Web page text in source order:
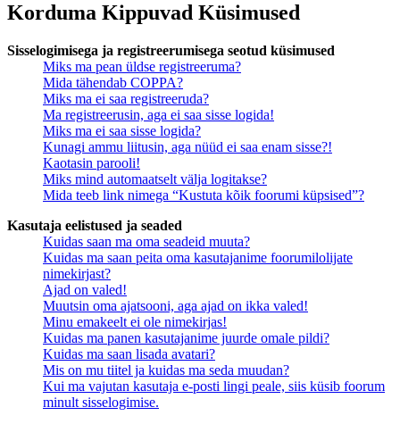
Korduma Kippuvad Küsimused
Sisselogimisega ja registreerumisega seotud küsimused
Miks ma pean üldse registreeruma?
Mida tähendab COPPA?
Miks ma ei saa registreeruda?
Ma registreerusin, aga ei saa sisse logida!
Miks ma ei saa sisse logida?
Kunagi ammu liitusin, aga nüüd ei saa enam sisse?!
Kaotasin parooli!
Miks mind automaatselt välja logitakse?
Mida teeb link nimega “Kustuta kõik foorumi küpsised”?
Kasutaja eelistused ja seaded
Kuidas saan ma oma seadeid muuta?
Kuidas ma saan peita oma kasutajanime foorumilolijate
nimekirjast?
Ajad on valed!
Muutsin oma ajatsooni, aga ajad on ikka valed!
Minu emakeelt ei ole nimekirjas!
Kuidas ma panen kasutajanime juurde omale pildi?
Kuidas ma saan lisada avatari?
Mis on mu tiitel ja kuidas ma seda muudan?
Kui ma vajutan kasutaja e-posti lingi peale, siis küsib foorum
minult sisselogimise.